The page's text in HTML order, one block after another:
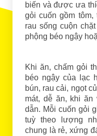
biến và được ưa
gỏi cuốn gồm tôm,
rau sống cuộn
phộng béo ngậy
Khi ăn, chấm gỏi
béo ngậy của lạc
bún, rau cải, ngọt
mát, dễ ăn, khi
dẫn. Mỗi cuốn gỏi
tuỳ theo lượng
chung là rẻ, xứng